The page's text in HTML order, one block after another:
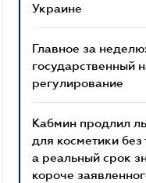
Украине
Главное за неделю:
государственный
регулирование
Кабмин продлил
для косметики без
а реальный срок
короче